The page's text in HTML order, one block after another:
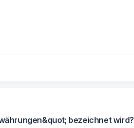
bezeichnet wird?